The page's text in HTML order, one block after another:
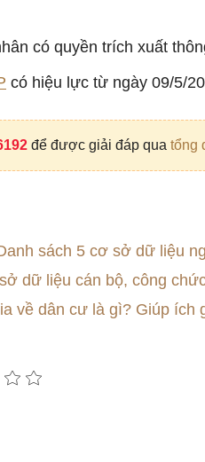
có quyền trích xuất
có hiệu lực từ ngày 09/5/
để được giải đáp qua tổng
sách 5 cơ sở dữ liệu
dữ liệu cán bộ, công
về dân cư là gì? Giúp ích